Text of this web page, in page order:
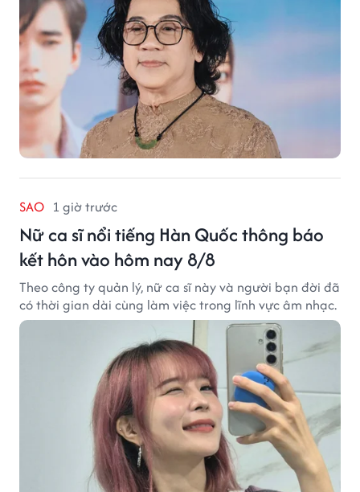
SAO 1 giờ trước
Nữ ca sĩ nổi tiếng Hàn Quốc thông báo
kết hôn vào hôm nay 8/8
Theo công ty quản lý, nữ ca sĩ này và người bạn đời đã
có thời gian dài cùng làm việc trong lĩnh vực âm nhạc.